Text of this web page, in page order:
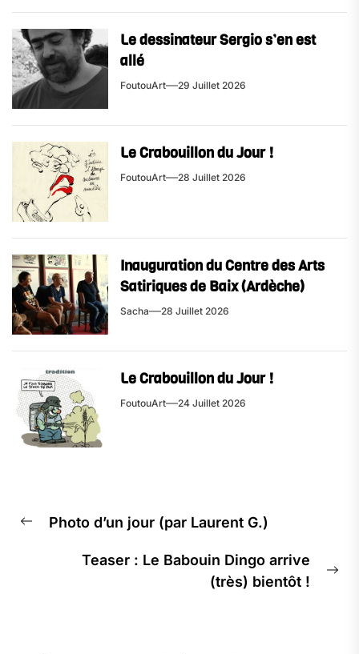
Le dessinateur Sergio s’en est
allé
FoutouArt 29 Juillet 2026
Le Crabouillon du Jour !
FoutouArt 28 Juillet 2026
Inauguration du Centre des Arts
Satiriques de Baix (Ardèche)
Sacha 28 Juillet 2026
Le Crabouillon du Jour !
FoutouArt 24 Juillet 2026
de
l’article
Previous
Photo d’un jour (par Laurent G.)
Teaser : Le Babouin Dingo arrive
(très) bientôt !